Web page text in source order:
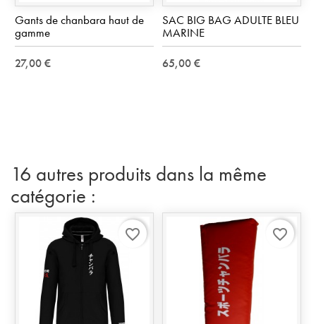
Gants de chanbara haut de
gamme
27,00 €
SAC BIG BAG ADULTE BLEU
MARINE
65,00 €
16 autres produits dans la même
catégorie :
favorite_border favorite_border